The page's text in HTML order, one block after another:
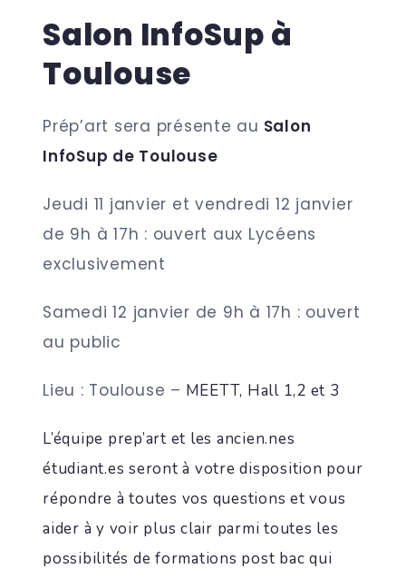
Salon InfoSup à
Toulouse
Prép’art sera présente au Salon
InfoSup de Toulouse
Jeudi 11 janvier et vendredi 12 janvier
de 9h à 17h : ouvert aux Lycéens
exclusivement
Samedi 12 janvier de 9h à 17h : ouvert
au public
Lieu : Toulouse – MEETT, Hall 1,2 et 3
L’équipe prep’art et les ancien.nes
étudiant.es seront à votre disposition pour
répondre à toutes vos questions et vous
aider à y voir plus clair parmi toutes les
possibilités de formations post bac qui